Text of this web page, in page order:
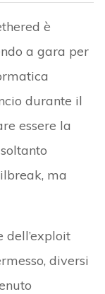
è
a gara per
durante il
essere la
ma
dell’exploit
diversi